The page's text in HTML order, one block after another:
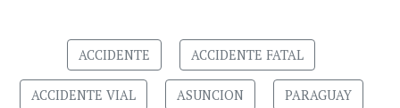
ACCIDENTE ACCIDENTE FATAL
ACCIDENTE VIAL ASUNCION PARAGUAY